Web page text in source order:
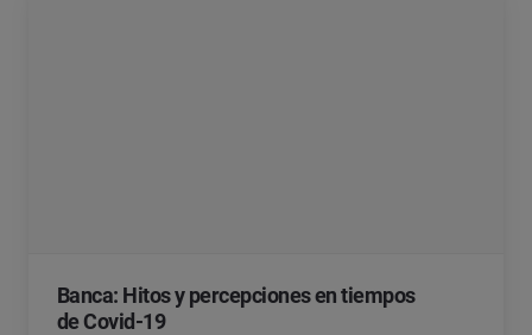
Banca: Hitos y percepciones en tiempos
de Covid-19